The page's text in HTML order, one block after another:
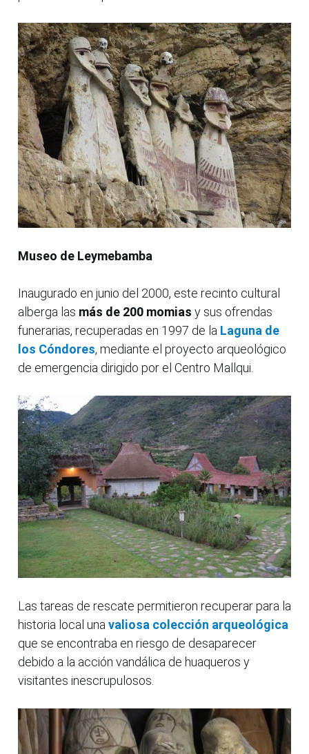
Museo de Leymebamba
Inaugurado en junio del 2000, este recinto cultural
alberga las más de 200 momias y sus ofrendas
funerarias, recuperadas en 1997 de la Laguna de
los Cóndores, mediante el proyecto arqueológico
de emergencia dirigido por el Centro Mallqui.
Las tareas de rescate permitieron recuperar para la
historia local unavaliosa colección arqueológica
que se encontraba en riesgo de desaparecer
debido a la acción vandálica de huaqueros y
visitantes inescrupulosos.